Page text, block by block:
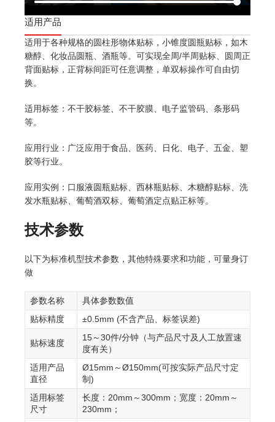
适用产品
适用于各种规格的圆柱形物体贴标，小锥度圆瓶贴标，如木
糖醇、化妆品圆瓶、酒瓶等。可实现全周/半周贴标、圆周正
背面贴标，正背标间距可任意调整，单双标操作可自由切
换。
适用标签：不干胶标签、不干胶膜、电子监管码、条形码
等。
应用行业：广泛应用于食品、医药、日化、电子、五金、塑
胶等行业。
应用实例：口服液圆瓶贴标、西林瓶贴标、木糖醇贴标、洗
发水瓶贴标、葡萄酒双标、葡萄酒定点贴正标等。
技术参数
以下为标准机型技术参数，其他特殊要求和功能，可量身订
做
参数名称
具体参数数值
贴标精度
±0.5mm (不含产品、标签误差)
贴标速度
15～30件/分钟（与产品尺寸及人工放置速
度有关）
适用产品
直径
Ø15mm～Ø150mm(可按实际产品尺寸定
制)
适用标签
尺寸
长度：20mm～300mm；宽度：20mm～
230mm；